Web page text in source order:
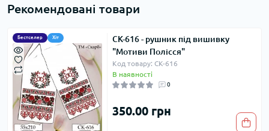
Рекомендовані товари
Бестселер Хіт
СК-616 - рушник під вишивку
"Мотиви Полісся"
Код товару: СК-616
В наявності
0
350.00 грн